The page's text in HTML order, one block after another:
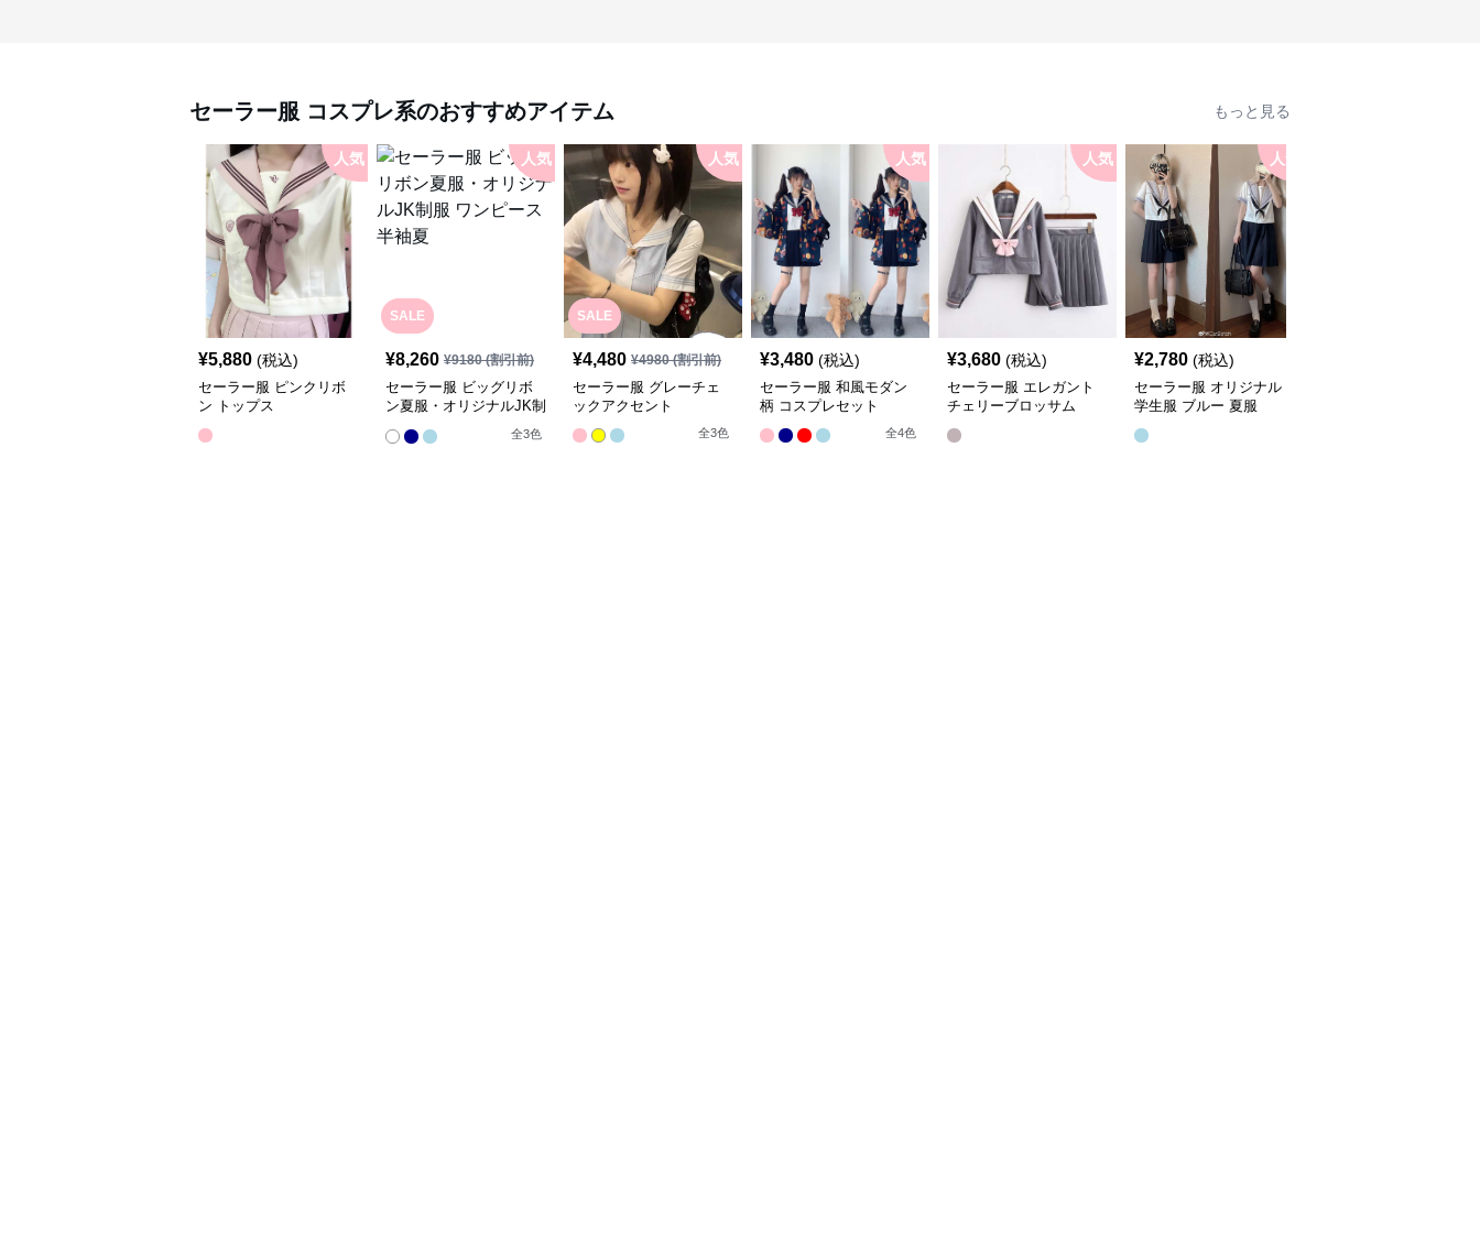
セーラー服 コスプレ系のおすすめアイテム もっと見る
人気
¥5,880 (税込)
セーラー服 ピンクリボ
ン トップス
SALE
人気
¥8,260 ¥9180(割引前)
セーラー服 ビッグリボ
ン夏服・オリジナルJK制
服 ワンピース半袖夏
全3色
SALE
人気
¥4,480 ¥4980(割引前)
セーラー服 グレーチェ
ックアクセント
全3色
人気
¥3,480 (税込)
セーラー服 和風モダン
柄 コスプレセット
全4色
人気
¥3,680 (税込)
セーラー服 エレガント
チェリーブロッサム
人気
¥2,780 (税込)
セーラー服 オリジナル
学生服 ブルー 夏服